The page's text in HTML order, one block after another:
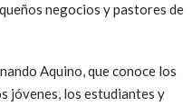
negocios y pastores de
Aquino, que conoce los
jóvenes, los estudiantes y